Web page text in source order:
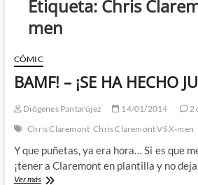
Etiqueta: Chris
men
CÓMIC
BAMF! – ¡SE HA HECHO
Diógenes Pantarújez 14/01/2014
2
Chris Claremont Chris Claremont VS X-men
Y que puñetas, ya era hora… Si es que
¡tener a Claremont en plantilla y no
Ver másBAMF!